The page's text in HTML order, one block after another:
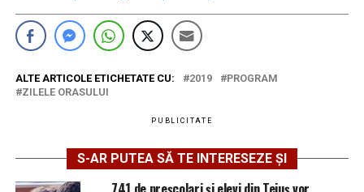
ALTE ARTICOLE ETICHETATE CU: 2019
PROGRAM
ZILELE ORASULUI
PUBLICITATE
S-AR PUTEA SĂ TE INTERESEZE ȘI